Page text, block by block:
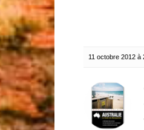
11 octobre 2012 à